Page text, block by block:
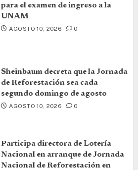
para el examen de ingreso a la
UNAM
AGOSTO 10, 2026 0
Sheinbaum decreta que la Jornada
de Reforestación sea cada
segundo domingo de agosto
AGOSTO 10, 2026 0
Participa directora de Lotería
Nacional en arranque de Jornada
Nacional de Reforestación en